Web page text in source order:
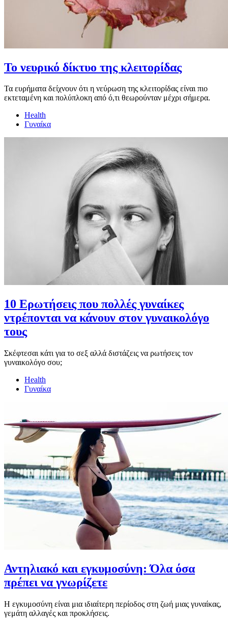
Το νευρικό δίκτυο της κλειτορίδας
Τα ευρήματα δείχνουν ότι η νεύρωση της κλειτορίδας είναι πιο
εκτεταμένη και πολύπλοκη από ό,τι θεωρούνταν μέχρι σήμερα.
Health
Γυναίκα
10 Ερωτήσεις που πολλές γυναίκες
ντρέπονται να κάνουν στον γυναικολόγο
τους
Σκέφτεσαι κάτι για το σεξ αλλά διστάζεις να ρωτήσεις τον
γυναικολόγο σου;
Health
Γυναίκα
Αντηλιακό και εγκυμοσύνη: Όλα όσα
πρέπει να γνωρίζετε
Η εγκυμοσύνη είναι μια ιδιαίτερη περίοδος στη ζωή μιας γυναίκας,
γεμάτη αλλαγές και προκλήσεις.